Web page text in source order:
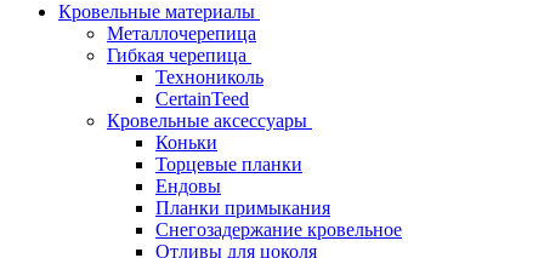
Кровельные материалы
Металлочерепица
Гибкая черепица
Технониколь
CertainTeed
Кровельные аксессуары
Коньки
Торцевые планки
Ендовы
Планки примыкания
Снегозадержание кровельное
Отливы для цоколя